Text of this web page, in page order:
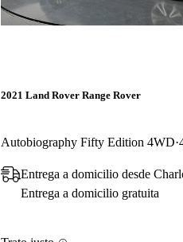
2021 Land Rover Range Rover
Autobiography Fifty Edition 4WD
Entrega a domicilio desde
Entrega a domicilio gratuita